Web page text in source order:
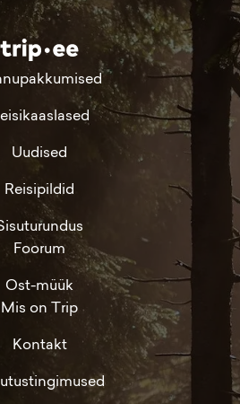
Uudised
Reisipildid
Foorum
Ost-müük
Mis on Trip
Kontakt